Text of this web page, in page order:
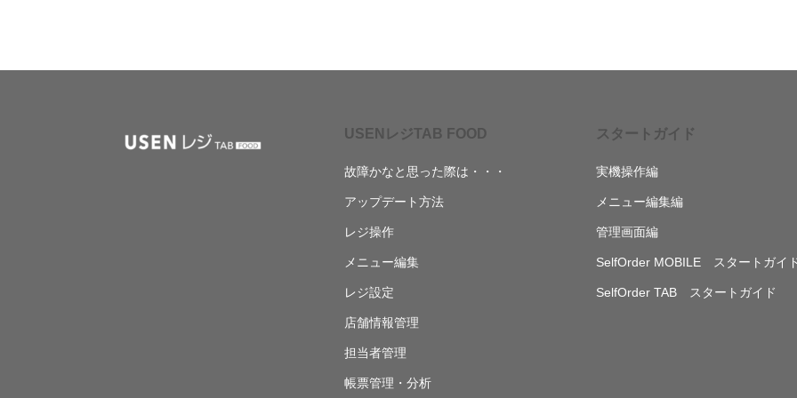
USENレジTAB FOOD
故障かなと思った際は・・・
アップデート方法
レジ操作
メニュー編集
レジ設定
店舗情報管理
担当者管理
帳票管理・分析
スタートガイド
実機操作編
メニュー編集編
管理画面編
SelfOrder MOBILE スタートガイ
SelfOrder TAB スタートガイド